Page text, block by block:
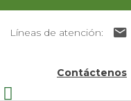
Líneas de atención:
Contáctenos